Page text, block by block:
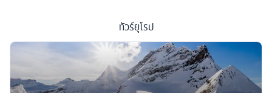
ทัวร์ยุโรป